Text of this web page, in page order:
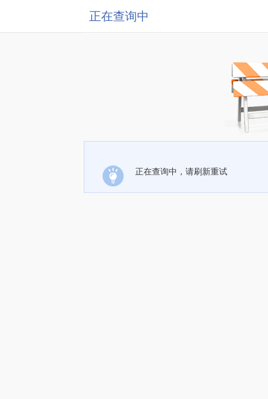
正在查询中
正在查询中，请刷新重试